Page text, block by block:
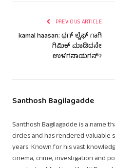
PREVIOUS ARTICLE
kamal haasan: ಥಗ್ ಲೈಫ್ ಗಾಗಿ
ಗಿಮಿಕ್ ಮಾಡಿದನೇ
ಉಳಗನಾಯಗನ್?
Santhosh Bagilagadde
Santhosh Bagilagadde is a name
circles and has rendered valuable
years. Known for his vast
cinema, crime, investigation and